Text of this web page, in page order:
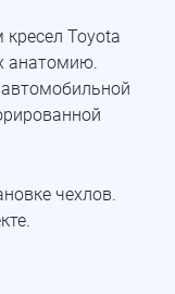
Toyota
анатомию.
чехлов.